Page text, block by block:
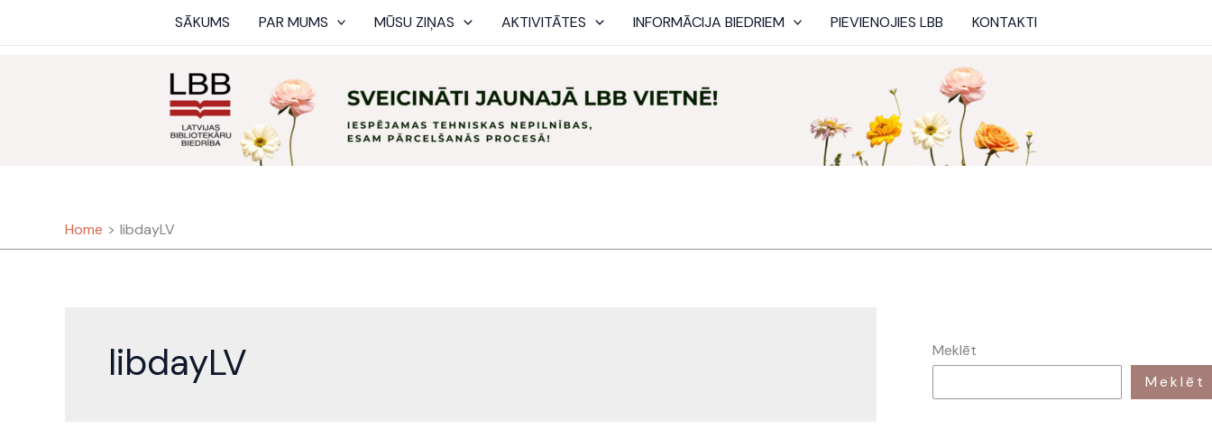
SĀKUMS PAR MUMS MŪSU ZIŅAS AKTIVITĀTES INFORMĀCIJA BIEDRIEM PIEVIENOJIES LBB KONTAKTI
Home libdayLV
libdayLV
Meklēt
Meklēt